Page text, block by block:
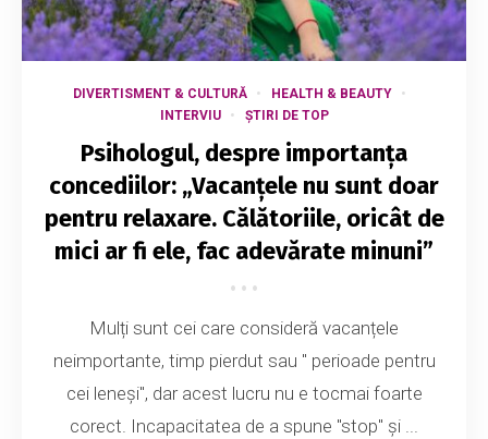
DIVERTISMENT & CULTURĂ
HEALTH & BEAUTY
INTERVIU
ȘTIRI DE TOP
Psihologul, despre importanța
concediilor: „Vacanțele nu sunt doar
pentru relaxare. Călătoriile, oricât de
mici ar fi ele, fac adevărate minuni”
Mulți sunt cei care consideră vacanțele
neimportante, timp pierdut sau " perioade pentru
cei leneși", dar acest lucru nu e tocmai foarte
corect. Incapacitatea de a spune "stop" și ...